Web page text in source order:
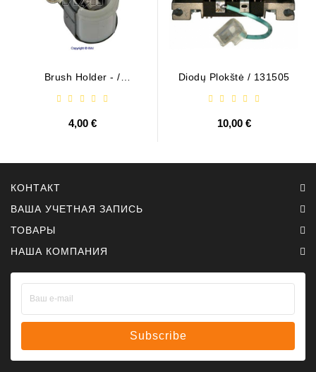
Brush Holder - /
4,00 €
Diodų Plokštė / 131505
10,00 €
КОНТАКТ
ВАША УЧЕТНАЯ ЗАПИСЬ
ТОВАРЫ
НАША КОМПАНИЯ
Subscribe